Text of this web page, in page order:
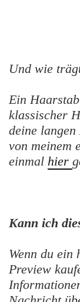
Und wie
Ein
klassischer
deine
von meinem
einmal hier
Kann ich
Wenn du ein
Preview